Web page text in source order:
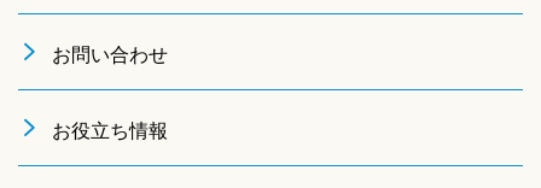
お問い合わせ
お役立ち情報